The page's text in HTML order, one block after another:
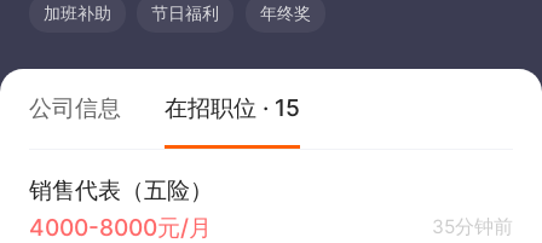
加班补助 节日福利 年终奖
公司信息 在招职位 · 15
销售代表（五险）
4000-8000元/月
35分钟前